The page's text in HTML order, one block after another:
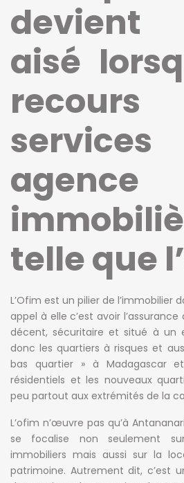
aisé
services
agence
telle que
L’Ofim est un pilier de l’immobilier
appel à elle c’est avoir
décent, sécuritaire et situé à un
donc les quartiers à risques et
bas quartier » à Madagascar
résidentiels et les nouveaux
peu partout aux extrémités de la
L’ofim n’œuvre pas qu’à
se focalise non seulement
immobiliers mais aussi sur la
patrimoine. Autrement dit, c’est